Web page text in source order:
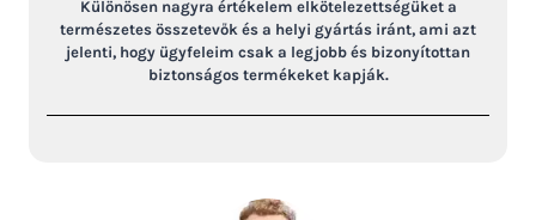
Különösen nagyra értékelem elkötelezettségüket a
természetes összetevők és a helyi gyártás iránt, ami azt
jelenti, hogy ügyfeleim csak a legjobb és bizonyítottan
biztonságos termékeket kapják.